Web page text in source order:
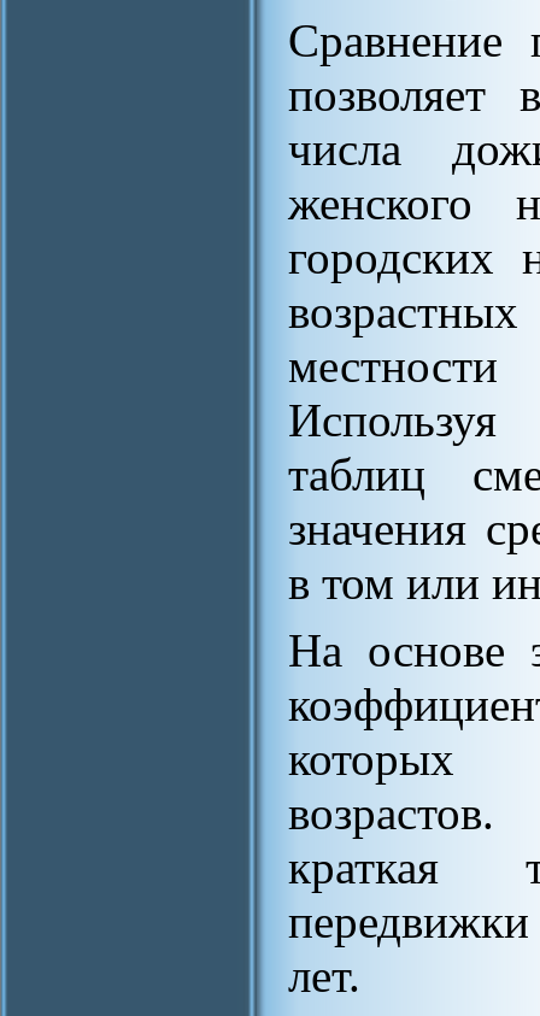
Сравнение
позволяет
числа
женского
городских
таблиц
значения
в том или
На основе
которых
краткая
лет.